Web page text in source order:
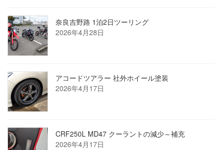
奈良吉野路 1泊2日ツーリング
2026年4月28日
アコードツアラー 社外ホイール塗装
2026年4月17日
CRF250L MD47 クーラントの減少～補充
2026年4月17日